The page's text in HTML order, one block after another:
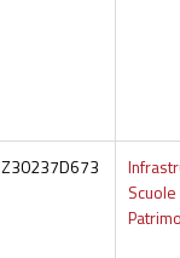
Z30237D673